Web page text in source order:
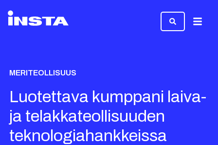
MERITEOLLISUUS
Luotettava kumppani laiva-
ja telakkateollisuuden
teknologiahankkeissa